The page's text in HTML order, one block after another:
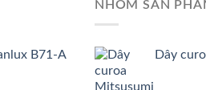
B71-A
NHÓM SẢN
Dây